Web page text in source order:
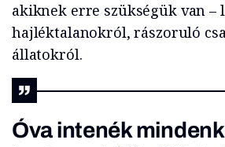
akiknek erre szükségük van –
hajléktalanokról, rászoruló
állatokról.
Óva intenék